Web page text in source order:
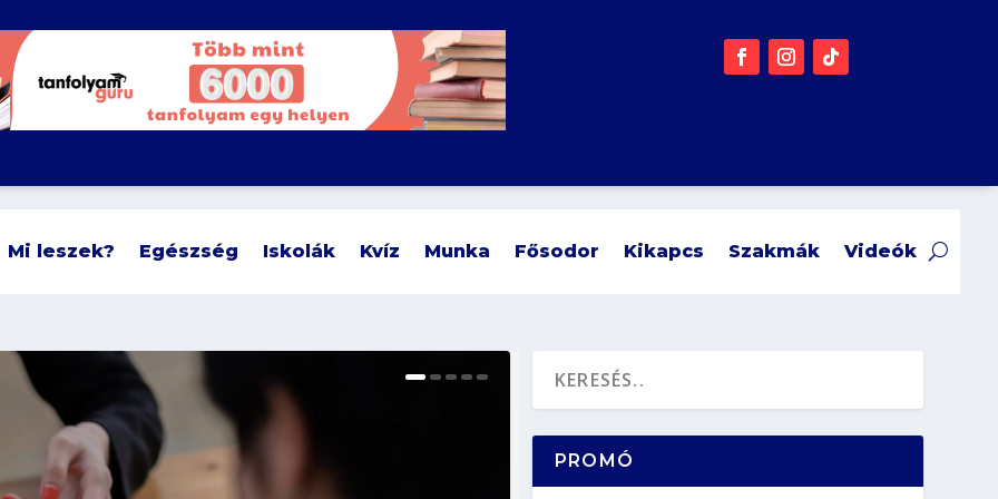
Mi leszek? Egészség Iskolák Kvíz Munka Fősodor Kikapcs Szakmák Videók
PROMÓ